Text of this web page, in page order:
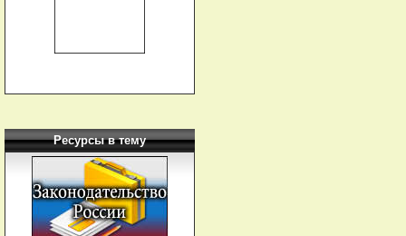
Ресурсы в тему